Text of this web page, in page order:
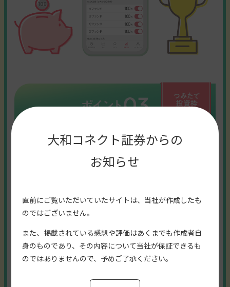
大和コネクト証券からの
お知らせ
直前にご覧いただいていたサイトは、当社が作成したも
のではございません。
また、掲載されている感想や評価はあくまでも作成者自
身のものであり、その内容について当社が保証できるも
のではありませんので、予めご了承ください。
投信積立すると